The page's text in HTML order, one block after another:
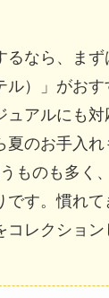
るなら、まず
）」がおす
ュアルにも対
夏のお手入れ
ものも多く
です。慣れて
コレクション